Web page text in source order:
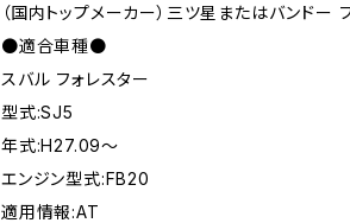
（国内トップメーカー）三ツ星またはバンドー
●適合車種●
スバル フォレスター
型式:SJ5
年式:H27.09～
エンジン型式:FB20
適用情報:AT